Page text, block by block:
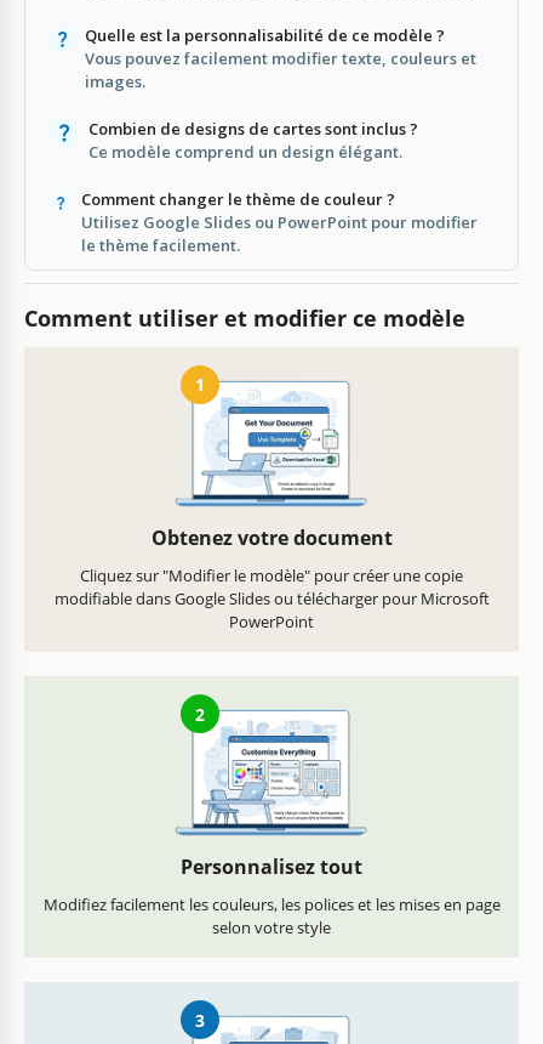
Quelle est la personnalisabilité de ce modèle ?
Vous pouvez facilement modifier texte, couleurs et
images.
Combien de designs de cartes sont inclus ?
Ce modèle comprend un design élégant.
Comment changer le thème de couleur ?
Utilisez Google Slides ou PowerPoint pour modifier
le thème facilement.
Comment utiliser et modifier ce modèle
1
Obtenez votre document
Cliquez sur "Modifier le modèle" pour créer une copie
modifiable dans Google Slides ou télécharger pour Microsoft
PowerPoint
2
Personnalisez tout
Modifiez facilement les couleurs, les polices et les mises en page
selon votre style
3